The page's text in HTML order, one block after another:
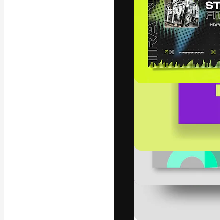
La piattaforma
migliori lavori.
creativi,
Italiano